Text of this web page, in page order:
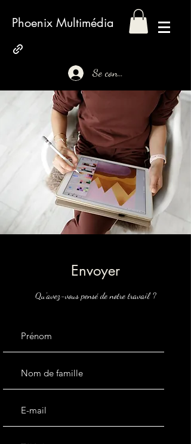
Phoenix Multimédia
Se connecter
Envoyer
Qu'avez-vous pensé de notre travail ?